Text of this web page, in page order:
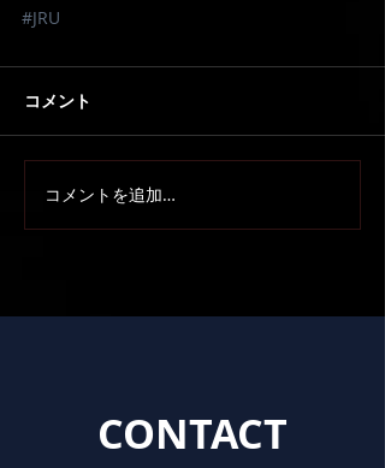
#JRU
コメント
コメントを追加…
CONTACT